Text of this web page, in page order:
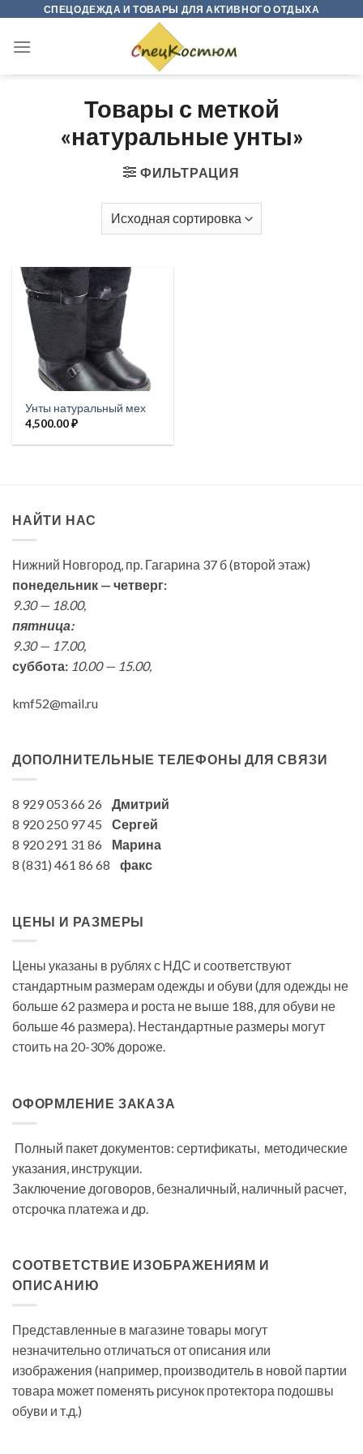
content
СПЕЦОДЕЖДА И ТОВАРЫ ДЛЯ АКТИВНОГО ОТДЫХА
Товары с меткой
«натуральные унты»
ФИЛЬТРАЦИЯ
Унты натуральный мех
4,500.00₽
НАЙТИ НАС
Нижний Новгород, пр. Гагарина 37 б (второй этаж)
понедельник — четверг:
9.30 — 18.00,
пятница:
9.30 — 17.00,
суббота: 10.00 — 15.00,
kmf52@mail.ru
ДОПОЛНИТЕЛЬНЫЕ ТЕЛЕФОНЫ ДЛЯ СВЯЗИ
8 929 053 66 26 Дмитрий
8 920 250 97 45 Сергей
8 920 291 31 86 Марина
8 (831) 461 86 68 факс
ЦЕНЫ И РАЗМЕРЫ
Цены указаны в рублях с НДС и соответствуют
стандартным размерам одежды и обуви (для одежды не
больше 62 размера и роста не выше 188, для обуви не
больше 46 размера). Нестандартные размеры могут
стоить на 20-30% дороже.
ОФОРМЛЕНИЕ ЗАКАЗА
Полный пакет документов: сертификаты, методические
указания, инструкции.
Заключение договоров, безналичный, наличный расчет,
отсрочка платежа и др.
СООТВЕТСТВИЕ ИЗОБРАЖЕНИЯМ И
ОПИСАНИЮ
Представленные в магазине товары могут
незначительно отличаться от описания или
изображения (например, производитель в новой партии
товара может поменять рисунок протектора подошвы
обуви и т.д.)